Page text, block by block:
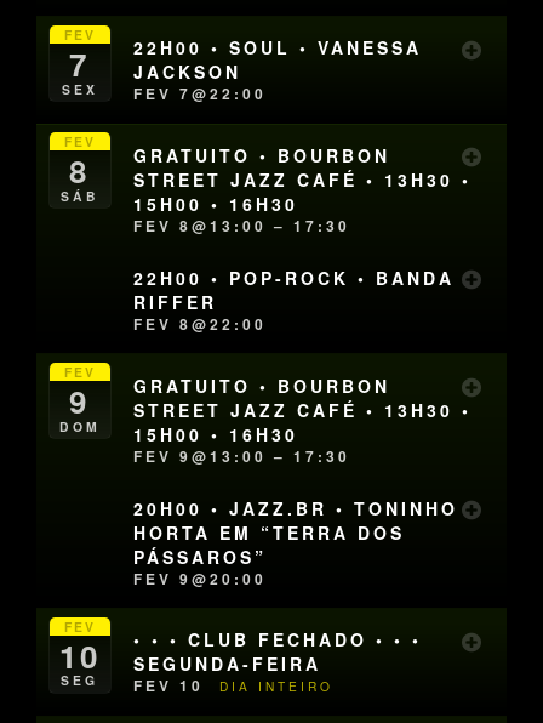
FEV
7
SEX
22H00 • SOUL • VANESSA
JACKSON
FEV 7@22:00
FEV
8
SÁB
GRATUITO • BOURBON
STREET JAZZ CAFÉ • 13H30 •
15H00 • 16H30
FEV 8@13:00 – 17:30
22H00 • POP-ROCK • BANDA
RIFFER
FEV 8@22:00
FEV
9
DOM
GRATUITO • BOURBON
STREET JAZZ CAFÉ • 13H30 •
15H00 • 16H30
FEV 9@13:00 – 17:30
20H00 • JAZZ.BR • TONINHO
HORTA EM “TERRA DOS
PÁSSAROS”
FEV 9@20:00
FEV
10
SEG
• • • CLUB FECHADO • • •
SEGUNDA-FEIRA
FEV 10 DIA INTEIRO